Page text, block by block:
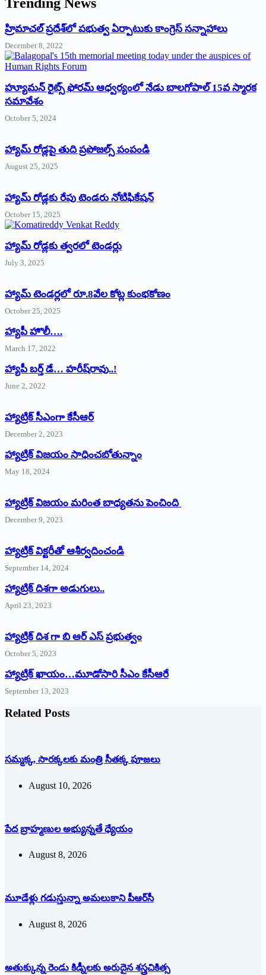
‌హ్రిమాచల్‌ ‌ప్రదేశ్‌లో పభుత్వ ఏర్పాటుకు కాంగ్రెస్‌ ‌సన్నాహాలు
December 8, 2022
హ్యూమన్‌ రైట్స్‌ ఫోరమ్‌ ఆధ్వర్యంలో నేడు బాలగోపాల్‌ 15వ స్మారక
సమావేశం
October 5, 2024
హ్యామ్‌ రోడ్లపై తుది ప్రపోజల్స్‌ పంపండి
August 25, 2025
హ్యామ్‌ రోడ్లకు రేపు టెండరు నోటిఫికేషన్‌
October 15, 2025
హ్యామ్‌ రోడ్లకు త్వరలో టెండర్లు
July 3, 2025
హ్యామ్‌ ‌టెండర్లలో రూ.8వేల కోట్ల కుంభకోణం
October 25, 2025
హ్యాపీ హొలీ….
March 17, 2022
హ్యాపీ బర్త్ ‌డే… హరీష్‌రావు..!
June 2, 2022
హ్యాట్రిక్‌ ‌సీఎంగా కేసీఆర్‌
December 2, 2023
హ్యాట్రిక్‌ విజయం సాధించబోతున్నాం
May 18, 2024
హ్యాట్రిక్ విజయం మరింత బాధ్యతను పెంచింది
December 9, 2023
హ్యాట్రిక్‌ ‌విక్టరీతో ఆశీర్వదించండి
September 14, 2024
‌హ్యాట్రిక్‌ ‌దిశగా అడుగులు..
April 23, 2023
హ్యాట్రిక్ దిశ గా బి ఆర్ ఎస్ ప్రభుత్వం
October 5, 2023
హ్యాట్రిక్‌ ‌ఖాయం…మూడోసారి సీఎం కేసీఆరే
September 13, 2023
Related Posts
సమ్మక్క, సారక్కలకు మంత్రి సీతక్క పూజలు
August 10, 2026
పేద బ్రాహ్మణుల అభ్యున్నతే ధ్యేయం
August 8, 2026
మూడేళ్లు గ‌డుస్తున్నా అమ‌లుకాని పీఆర్‌సీ
August 8, 2026
అతుక్కున్న రెండు కిడ్నీలకు అరుదైన శస్త్రచికిత్స